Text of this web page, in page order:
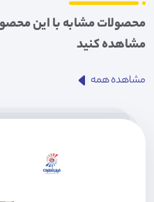
محصولات مشابه با این
مشاهده کنید
مشاهده همه